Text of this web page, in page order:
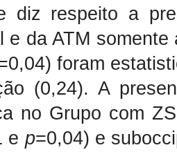
diz respeito a
e da ATM
foram
(0,24). A
no Grupo com
e p=0,04) e